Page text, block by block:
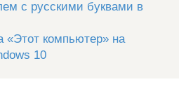
с русскими буквами в
«Этот компьютер» на
10